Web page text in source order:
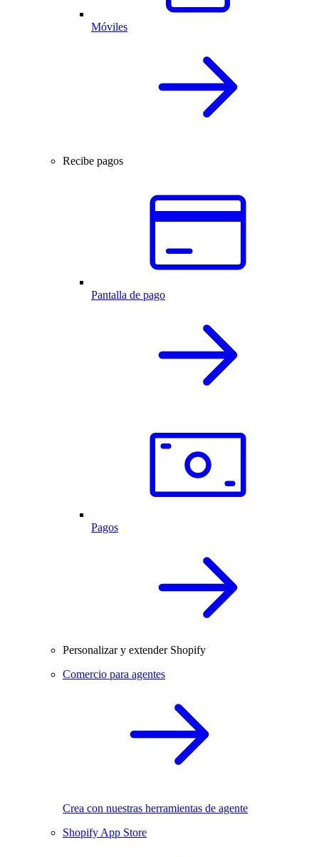
Móviles
Recibe pagos
Pantalla de pago
Pagos
Personalizar y extender Shopify
Comercio para agentes
Crea con nuestras herramientas de agente
Shopify App Store